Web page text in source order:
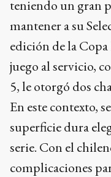
teniendo un gran
mantener a su
edición de la Copa
juego al servicio,
5, le otorgó dos
En este contexto,
superficie dura
serie. Con el
complicaciones